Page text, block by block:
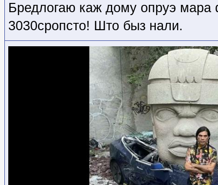
Бредлогаю каж дому опруэ мара
3030сропсто! Што быз нали.